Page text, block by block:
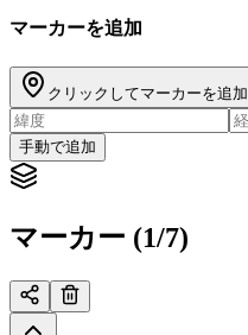
マーカーを追加
クリックしてマーカーを追加
手動で追加
マーカー (1/7)